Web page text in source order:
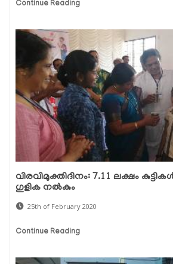
Continue Reading
വിരവിമുക്തിദിനം: 7.11 ലക്ഷം
ഗുളിക നല്‍കും
25th of February 2020
Continue Reading